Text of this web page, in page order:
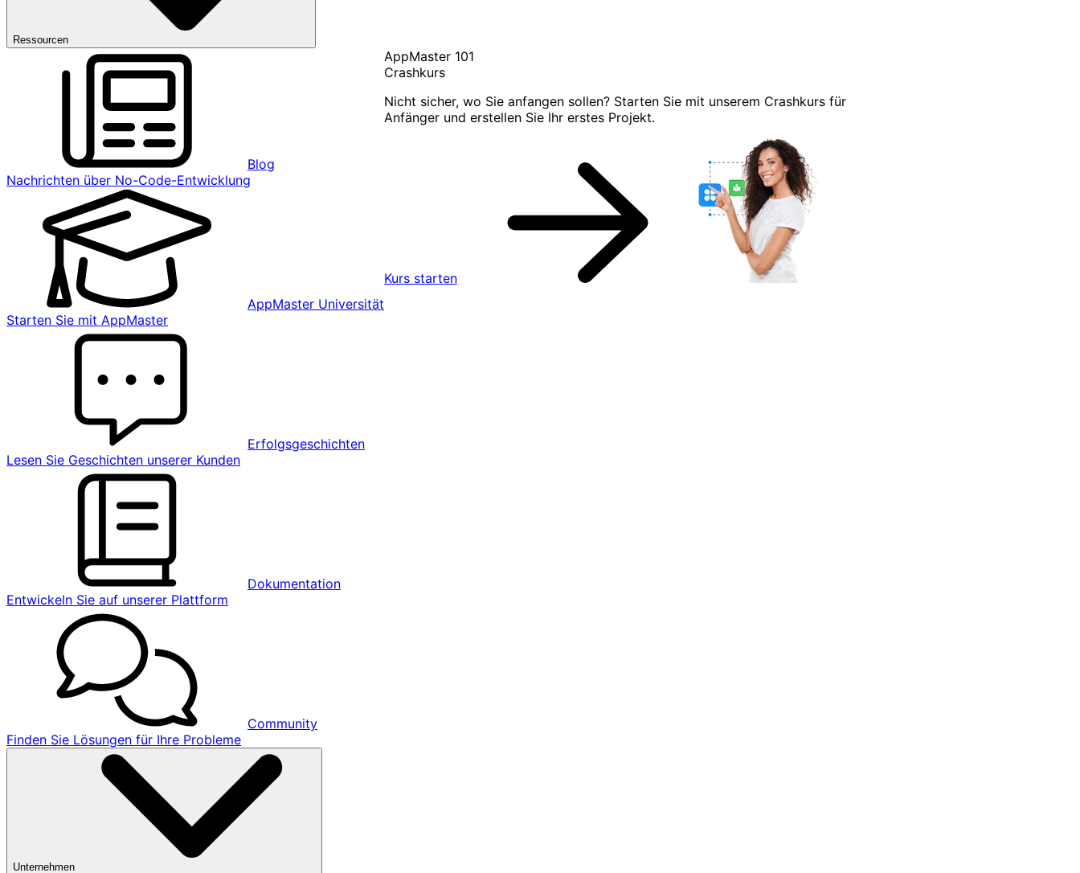
Ressourcen
Blog
Nachrichten über No-Code-Entwicklung
AppMaster Universität
Starten Sie mit AppMaster
Erfolgsgeschichten
Lesen Sie Geschichten unserer Kunden
Dokumentation
Entwickeln Sie auf unserer Plattform
Community
Finden Sie Lösungen für Ihre Probleme
AppMaster 101
Crashkurs
Nicht sicher, wo Sie anfangen sollen? Starten Sie mit unserem Crashkurs für
Anfänger und erstellen Sie Ihr erstes Projekt.
Kurs starten
Unternehmen